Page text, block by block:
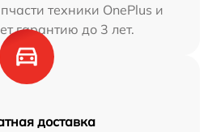
техники OnePlus и
гарантию до 3 лет.
доставка